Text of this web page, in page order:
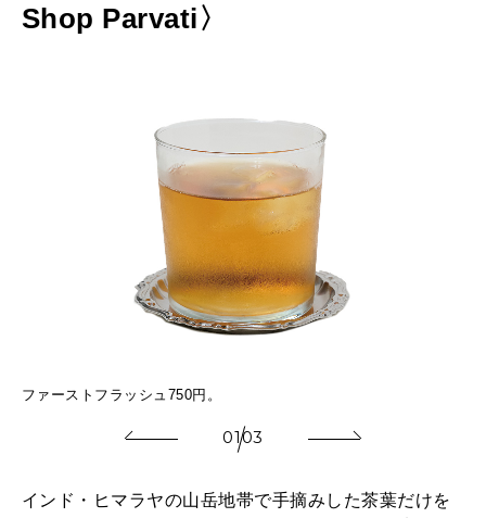
Shop Parvati〉
ファーストフラッシュ750円。
0103
インド・ヒマラヤの山岳地帯で手摘みした茶葉だけを